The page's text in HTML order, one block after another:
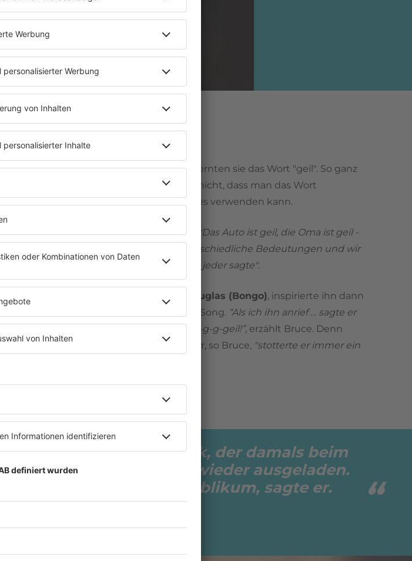
ihren Song "Geil"?
Es
mutig, es zu
Armee
in Westberlin.
an, deutsch zu
lernen. Eines Tages lernten sie das Wort "geil". So ganz
verstanden sie aber nicht, dass man das Wort
irgendwie für fast alles verwenden kann.
Bruceerinnert sich:
"Das Auto ist geil, die Oma ist geil -
es gab so viele unterschiedliche Bedeutungen und wir
wussten nur, dass es jeder sagte".
Douglas (Bongo), inspirierte ihn dann
letztendlich zu dem Song. “Als ich ihn anrief … sagte er
nicht geil, sondern g-g-g-geil!”, erzählt Bruce. Denn
wenn er besoffen war, so Bruce, "stotterte er immer ein
Selbst Thomas Gottschalk, der damals beim
Radio arbeitete, hat uns wieder ausgeladen.
Das sei nichts für sein Publikum, sagte er.